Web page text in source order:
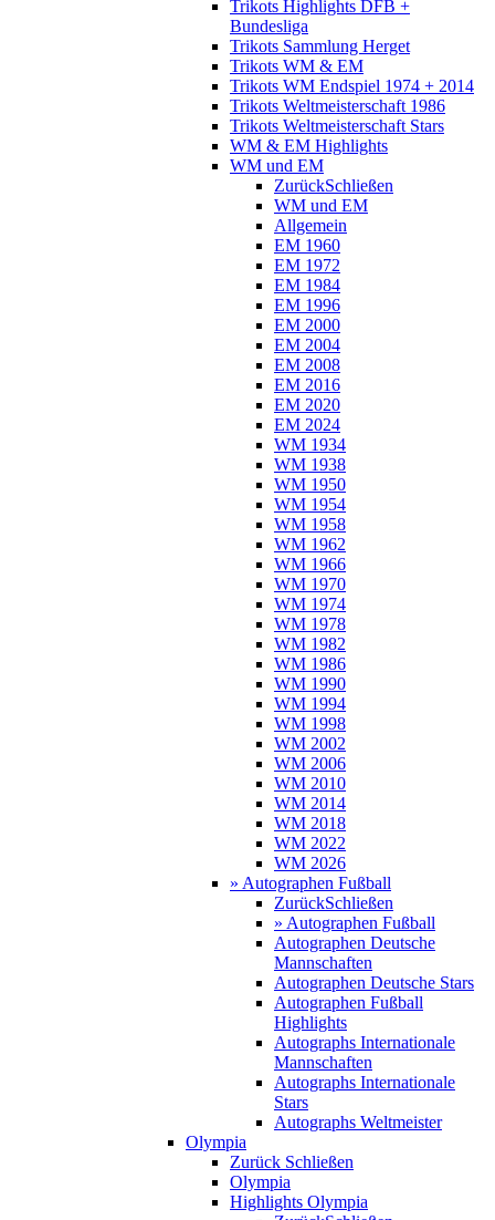
Trikots Highlights DFB +
Bundesliga
Trikots Sammlung Herget
Trikots WM & EM
Trikots WM Endspiel 1974 + 2014
Trikots Weltmeisterschaft 1986
Trikots Weltmeisterschaft Stars
WM & EM Highlights
WM und EM
ZurückSchließen
WM und EM
Allgemein
EM 1960
EM 1972
EM 1984
EM 1996
EM 2000
EM 2004
EM 2008
EM 2016
EM 2020
EM 2024
WM 1934
WM 1938
WM 1950
WM 1954
WM 1958
WM 1962
WM 1966
WM 1970
WM 1974
WM 1978
WM 1982
WM 1986
WM 1990
WM 1994
WM 1998
WM 2002
WM 2006
WM 2010
WM 2014
WM 2018
WM 2022
WM 2026
» Autographen Fußball
ZurückSchließen
» Autographen Fußball
Autographen Deutsche
Mannschaften
Autographen Deutsche Stars
Autographen Fußball
Highlights
Autographs Internationale
Mannschaften
Autographs Internationale
Stars
Autographs Weltmeister
Olympia
Zurück Schließen
Olympia
Highlights Olympia